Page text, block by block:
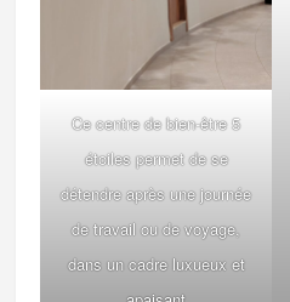
Ce centre de bien-être 5
étoiles permet de se
détendre après une journée
de travail ou de voyage,
dans un cadre luxueux et